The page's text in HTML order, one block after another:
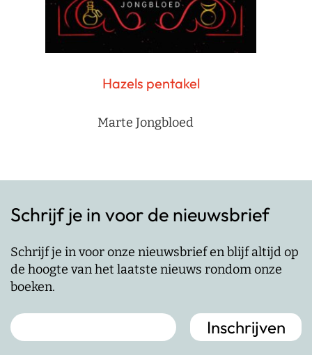
Hazels pentakel
Marte Jongbloed
Schrijf je in voor de nieuwsbrief
Schrijf je in voor onze nieuwsbrief en blijf altijd op
de hoogte van het laatste nieuws rondom onze
boeken.